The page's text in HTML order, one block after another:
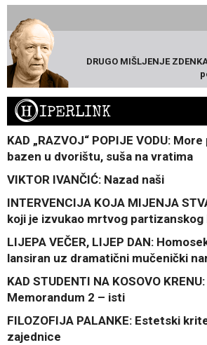
DRUGO MIŠLJENJE
HIPERLINK
KAD „RAZVOJ“ POPIJE VODU:
bazen u dvorištu, suša na vratima
VIKTOR IVANČIĆ: Nazad naši
INTERVENCIJA KOJA MIJENJA
koji je izvukao mrtvog partizanskog
LIJEPA VEČER, LIJEP DAN:
lansiran uz dramatični mučenički
KAD STUDENTI NA KOSOVO
Memorandum 2 – isti
FILOZOFIJA PALANKE: Estetski
zajednice